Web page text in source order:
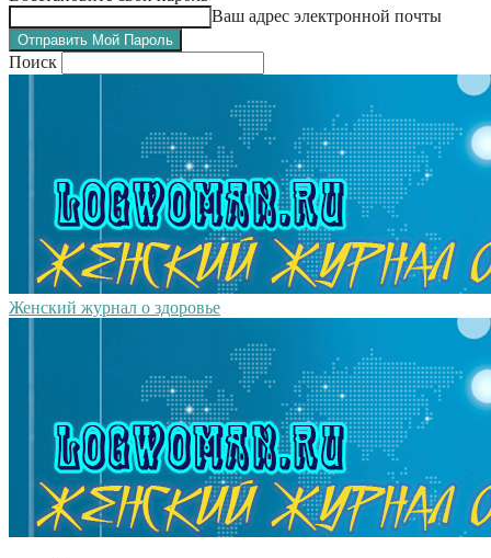
Ваш адрес электронной почты
Поиск
Женский журнал о здоровье